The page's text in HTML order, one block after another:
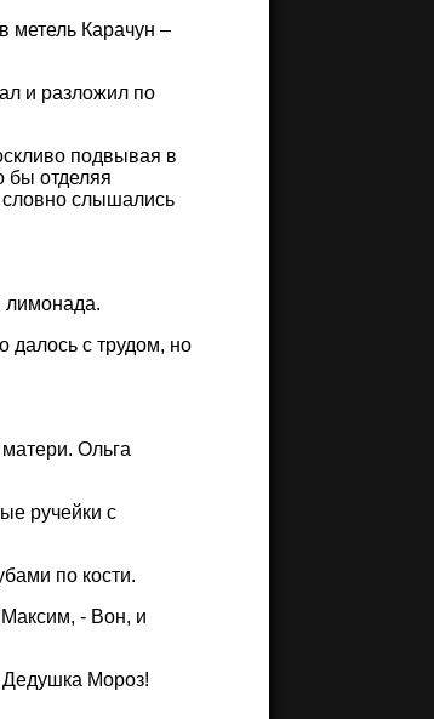
метель Карачун –
и разложил по
подвывая в
бы отделяя
слышались
лимонада.
с трудом, но
Ольга
ручейки с
по кости.
- Вон, и
Дедушка Мороз!